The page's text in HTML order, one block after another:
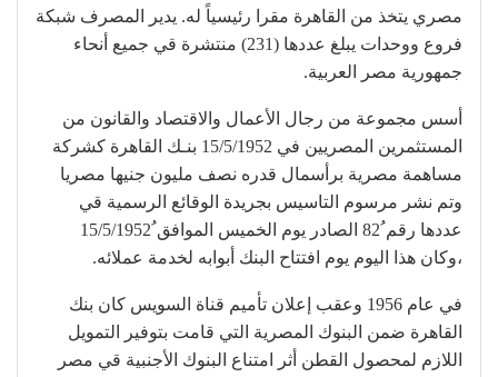
مصري يتخذ من القاهرة مقرا رئيسياً له. يدير المصرف شبكة
فروع ووحدات يبلغ عددها (231) منتشرة قي جميع أنحاء
جمهورية مصر العربية.
أسس مجموعة من رجال الأعمال والاقتصاد والقانون من
المستثمرين المصريين في 15/5/1952 بنـك القاهرة كشركة
مساهمة مصرية برأسمال قدره نصف مليون جنيها مصريا
وتم نشر مرسوم التاسيس بجريدة الوقائع الرسمية قي
عددها رقم ُ82 الصادر يوم الخميس الموافق ُ15/5/1952
،وكان هذا اليوم يوم افتتاح البنك أبوابه لخدمة عملائه.
في عام 1956 وعقب إعلان تأميم قناة السويس كان بنك
القاهرة ضمن البنوك المصرية التي قامت بتوفير التمويل
اللازم لمحصول القطن أثر امتناع البنوك الأجنبية قي مصر